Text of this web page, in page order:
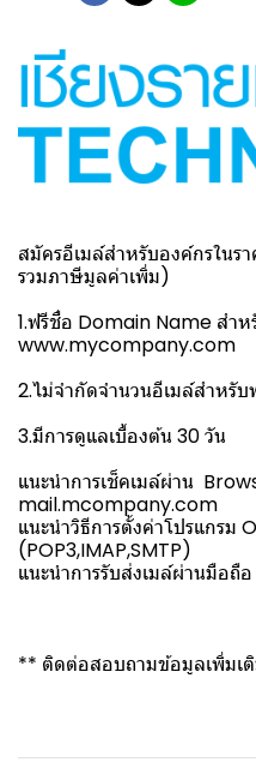
สมัครอีเมล์สำหรับองค์กรในร
รวมภาษีมูลค่าเพิ่ม)
1.ฟรีชื่อ Domain Name สำห
www.mycompany.com
2.ไม่จำกัดจำนวนอีเมล์สำห
3.มีการดูแลเบื้องต้น 30 วัน
แนะนำการเช็คเมล์ผ่าน
mail.mcompany.com
แนะนำวิธีการตั้งค่าโปรแกรม
(POP3,IMAP,SMTP)
แนะนำการรับส่งเมล์ผ่านมือถือ
** ติดต่อสอบถามข้อมูลเพิ่มเ